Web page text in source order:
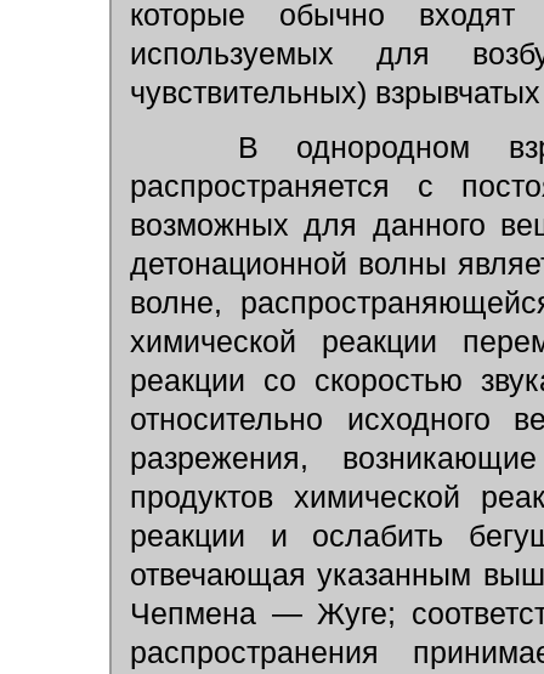
которые обычно входят
используемых для
чувствительных)
В однородном
распространяется с
возможных для данного
детонационной волны
волне,
химической реакции
реакции со скоростью
относительно исходного
разрежения,
продуктов химической
реакции и ослабить
отвечающая указанным
Чепмена — Жуге;
распространения